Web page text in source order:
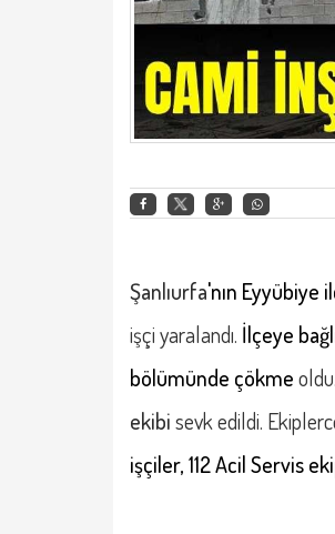
Şanlıurfa'nın Eyyübiye
işçi yaralandı. İlçeye
bölümünde çökmeoldu.
ekibisevk edildi.
işçiler, 112 Acil Servis